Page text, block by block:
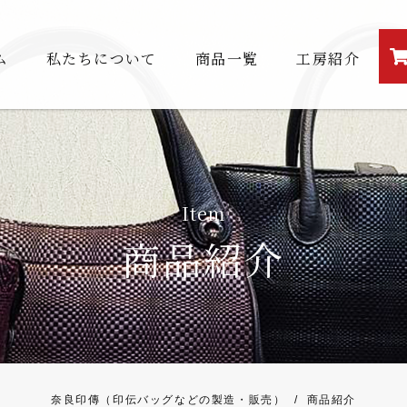
私たちについて 商品一覧 工房紹介
Item
商品紹介
奈良印傳（印伝バッグなどの製造・販売） / 商品紹介